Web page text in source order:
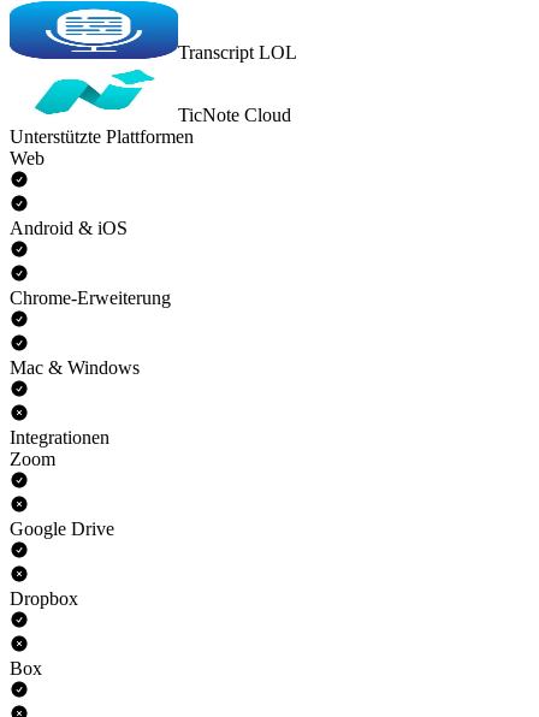
Transcript LOL
TicNote Cloud
Unterstützte Plattformen
Web
Android & iOS
Chrome-Erweiterung
Mac & Windows
Integrationen
Zoom
Google Drive
Dropbox
Box